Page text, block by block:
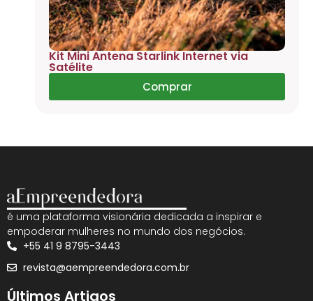
Kit Mini Antena Starlink Internet via
Satélite
Comprar
é uma plataforma visionária dedicada a inspirar e
empoderar mulheres no mundo dos negócios.
+55 41 9 8795-3443
revista@aempreendedora.com.br
Últimos Artigos